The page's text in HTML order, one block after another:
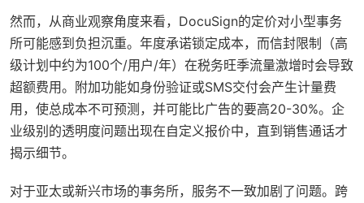
然而，从商业观察角度来看，DocuSign的定价对小型事务
所可能感到负担沉重。年度承诺锁定成本，而信封限制（高
级计划中约为100个/用户/年）在税务旺季流量激增时会导致
超额费用。附加功能如身份验证或SMS交付会产生计量费
用，使总成本不可预测，并可能比广告的要高20-30%。企
业级别的透明度问题出现在自定义报价中，直到销售通话才
揭示细节。
对于亚太或新兴市场的事务所，服务不一致加剧了问题。跨